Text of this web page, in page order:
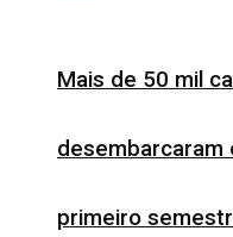
Mais de 50 mil
desembarcaram
primeiro